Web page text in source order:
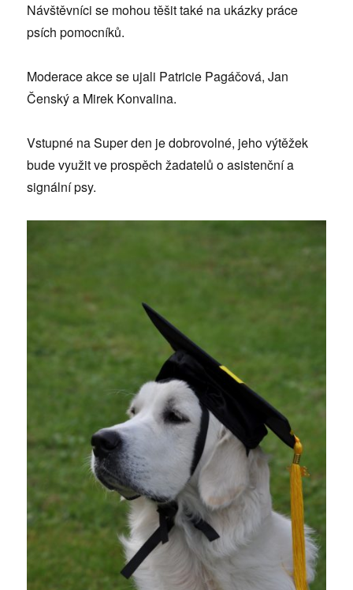
Návštěvníci se mohou těšit také na ukázky práce
psích pomocníků.
Moderace akce se ujali Patricie Pagáčová, Jan
Čenský a Mirek Konvalina.
Vstupné na Super den je dobrovolné, jeho výtěžek
bude využit ve prospěch žadatelů o asistenční a
signální psy.